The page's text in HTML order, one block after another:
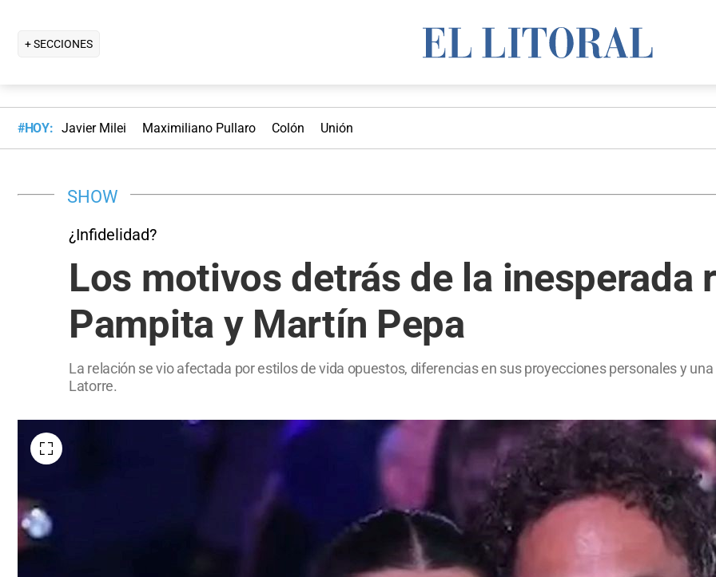
+ SECCIONES
#HOY: Javier Milei Maximiliano Pullaro Colón Unión
SHOW
¿Infidelidad?
Los motivos detrás de la inesperada
Pampita y Martín Pepa
La relación se vio afectada por estilos de vida opuestos, diferencias en sus proyecciones personales y
Latorre.